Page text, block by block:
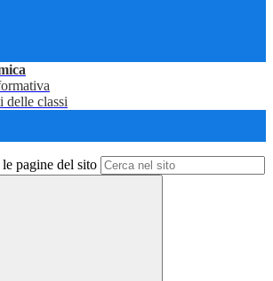
delle classi
pagine del sito